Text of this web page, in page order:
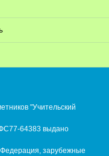
"Учительский
64383 выдано
зарубежные